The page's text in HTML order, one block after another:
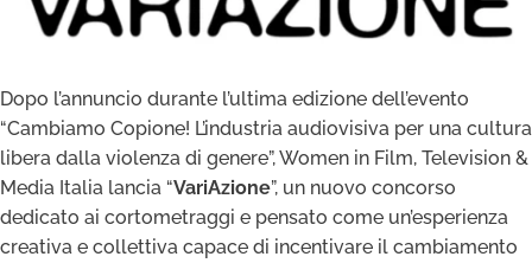
Dopo l’annuncio durante l’ultima edizione dell’evento
“Cambiamo Copione! L’industria audiovisiva per una cultura
libera dalla violenza di genere”, Women in Film, Television &
Media Italia lancia “VariAzione”, un nuovo concorso
dedicato ai cortometraggi e pensato come un’esperienza
creativa e collettiva capace di incentivare il cambiamento